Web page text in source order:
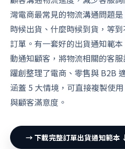
灣電商最常見的物流溝通問題
時候出貨、什麼時候到貨，等
訂單。有一套好的出貨通知範
動通知顧客，將物流相關的客
躍創整理了電商、零售與 B2B
涵蓋 5 大情境，可直接複製使
與顧客滿意度。
→ 下載完整訂單出貨通知範本